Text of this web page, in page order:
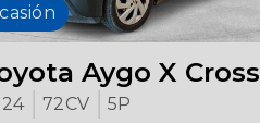
Aygo X Cross
72CV 5P